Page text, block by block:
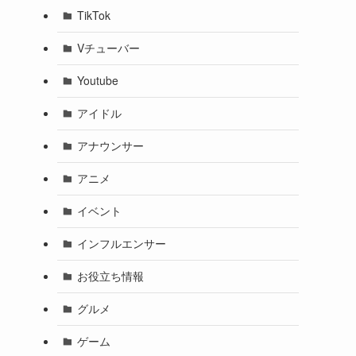
TikTok
Vチューバー
Youtube
アイドル
アナウンサー
アニメ
イベント
インフルエンサー
お役立ち情報
グルメ
ゲーム